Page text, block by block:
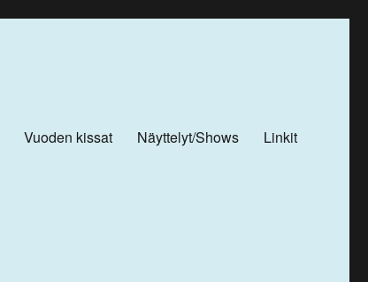
Vuoden kissat Näyttelyt/Shows Linkit